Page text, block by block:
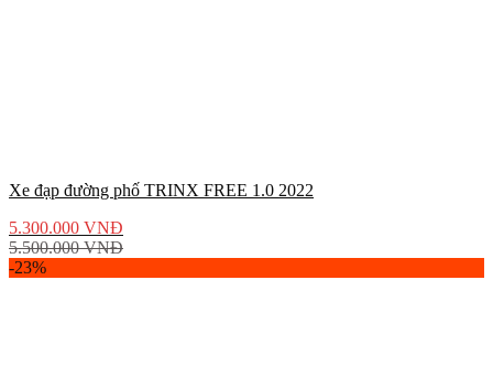
Xe đạp đường phố TRINX FREE 1.0 2022
5.300.000 VNĐ
5.500.000VNĐ
-23%